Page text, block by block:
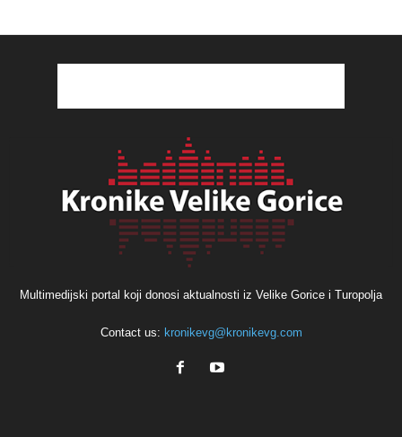
Multimedijski portal koji donosi aktualnosti iz Velike Gorice i Turopolja
Contact us: kronikevg@kronikevg.com